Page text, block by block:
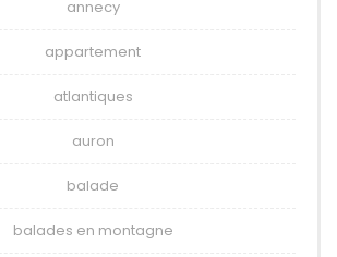
annecy
appartement
atlantiques
auron
balade
balades en montagne